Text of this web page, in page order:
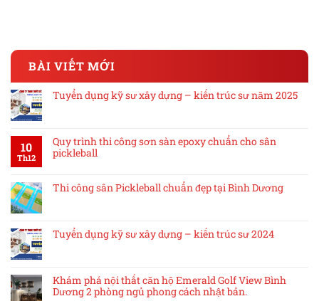
BÀI VIẾT MỚI
Tuyển dụng kỹ sư xây dựng – kiến trúc sư năm 2025
10
Th12
Quy trình thi công sơn sàn epoxy chuẩn cho sân
pickleball
Thi công sân Pickleball chuẩn đẹp tại Bình Dương
Tuyển dụng kỹ sư xây dựng – kiến trúc sư 2024
Khám phá nội thất căn hộ Emerald Golf View Bình
Dương 2 phòng ngủ phong cách nhật bản.